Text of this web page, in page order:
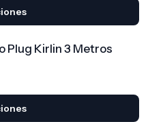
Plug Kirlin 3 Metros